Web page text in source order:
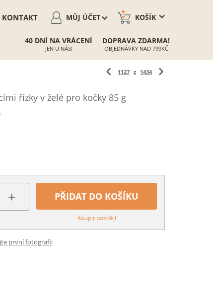
KOŠÍK
0
MŮJ ÚČET
KONTAKT
40 DNÍ NA VRÁCENÍ
JEN U NÁS!
DOPRAVA ZDARMA!
OBJEDNÁVKY NAD 799KČ
1127 z 1434
řízky v želé pro kočky 85 g
+ PŘIDAT DO KOŠÍKU
Koupit později
první fotografii